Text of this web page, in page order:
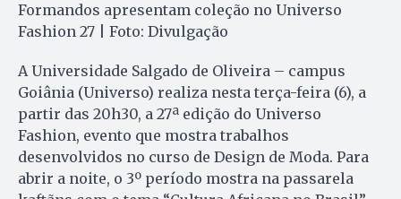
Formandos apresentam coleção no Universo
Fashion 27 | Foto: Divulgação
A Universidade Salgado de Oliveira – campus
Goiânia (Universo) realiza nesta terça-feira (6), a
partir das 20h30, a 27ª edição do Universo
Fashion, evento que mostra trabalhos
desenvolvidos no curso de Design de Moda. Para
abrir a noite, o 3º período mostra na passarela